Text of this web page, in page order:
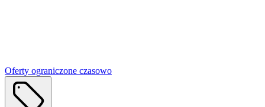
Oferty ograniczone czasowo